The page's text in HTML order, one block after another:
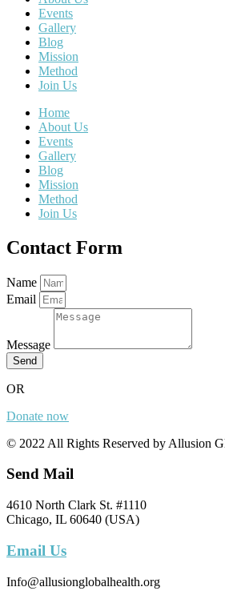
Events
Gallery
Blog
Mission
Method
Join Us
Home
About Us
Events
Gallery
Blog
Mission
Method
Join Us
Contact Form
Name
Email
Message
Send
OR
Donate now
© 2022 All Rights Reserved by Allusion
Send Mail
4610 North Clark St. #1110
Chicago, IL 60640 (USA)
Email Us
Info@allusionglobalhealth.org